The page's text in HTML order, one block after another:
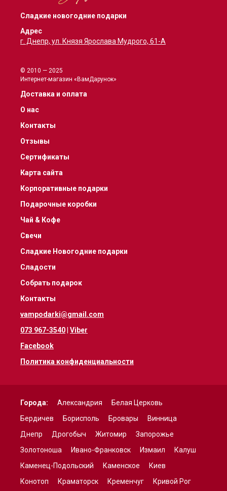
Сладкие новогодние подарки
Адрес
г. Днепр, ул. Князя Ярослава Мудрого, 61-А
© 2010 — 2025
Интернет-магазин «ВамДарунок»
Доставка и оплата
О нас
Контакты
Отзывы
Сертификаты
Карта сайта
Корпоративные подарки
Подарочные коробки
Чай & Кофе
Свечи
Сладкие Новогодние подарки
Сладости
Собрать подарок
Контакты
vampodarki@gmail.com
073 967-3540 Viber
Facebook
Политика конфиденциальности
Города: Александрия
Белая Церковь
Бердичев
Борисполь Бровары
Винница
Днепр
Дрогобыч Житомир
Запорожье
Золотоноша
Ивано-Франковск Измаил
Калуш
Каменец-Подольский
Каменское
Киев
Конотоп
Краматорск Кременчуг Кривой Рог